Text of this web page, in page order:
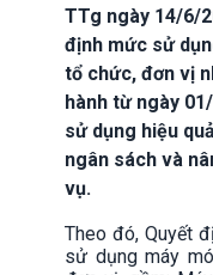
TTg ngày 14/6/
định mức sử
tổ chức, đơn vị
hành từ ngày
sử dụng hiệu
ngân sách và
vụ.
Theo đó, Quyết
sử dụng máy